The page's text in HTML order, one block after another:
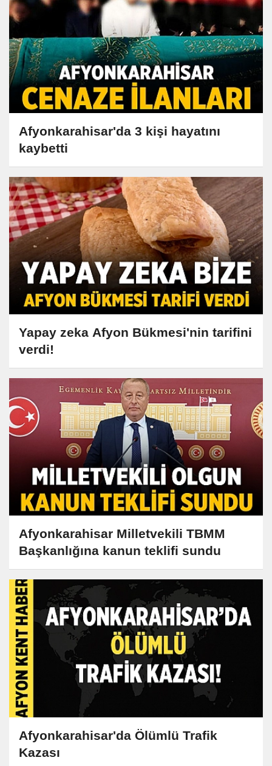
Afyonkarahisar'da 3 kişi hayatını
kaybetti
Yapay zeka Afyon Bükmesi'nin tarifini
verdi!
Afyonkarahisar Milletvekili TBMM
Başkanlığına kanun teklifi sundu
Afyonkarahisar'da Ölümlü Trafik
Kazası